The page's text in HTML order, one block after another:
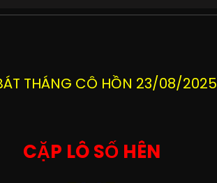
THÁNG CÔ HỒN 23/08/2025
CẶP LÔ SỐ HÊN